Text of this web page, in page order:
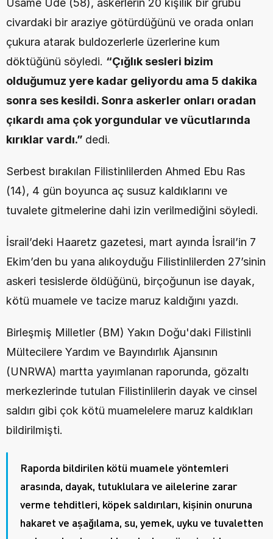
Usame Ude (58), askerlerin 20 kişilik bir grubu
civardaki bir araziye götürdüğünü ve orada onları
çukura atarak buldozerlerle üzerlerine kum
döktüğünü söyledi. “Çığlık sesleri bizim
olduğumuz yere kadar geliyordu ama 5 dakika
sonra ses kesildi. Sonra askerler onları oradan
çıkardı ama çok yorgundular ve vücutlarında
kırıklar vardı.” dedi.
Serbest bırakılan Filistinlilerden Ahmed Ebu Ras
(14), 4 gün boyunca aç susuz kaldıklarını ve
tuvalete gitmelerine dahi izin verilmediğini söyledi.
İsrail’deki Haaretz gazetesi, mart ayında İsrail’in 7
Ekim’den bu yana alıkoyduğu Filistinlilerden 27’sinin
askeri tesislerde öldüğünü, birçoğunun ise dayak,
kötü muamele ve tacize maruz kaldığını yazdı.
Birleşmiş Milletler (BM) Yakın Doğu'daki Filistinli
Mültecilere Yardım ve Bayındırlık Ajansının
(UNRWA) martta yayımlanan raporunda, gözaltı
merkezlerinde tutulan Filistinlilerin dayak ve cinsel
saldırı gibi çok kötü muamelelere maruz kaldıkları
bildirilmişti.
Raporda bildirilen kötü muamele yöntemleri
arasında, dayak, tutuklulara ve ailelerine zarar
verme tehditleri, köpek saldırıları, kişinin onuruna
hakaret ve aşağılama, su, yemek, uyku ve tuvaletten